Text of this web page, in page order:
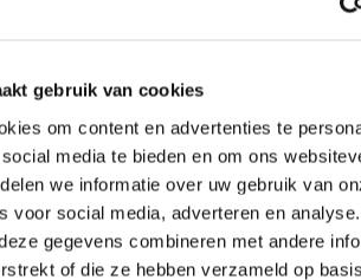
gebruik van cookies
om content en advertenties te
media te bieden en om ons
we informatie over uw gebruik van
voor social media, adverteren en
gegevens combineren met andere
of die ze hebben verzameld op
waardebepaling?
door een makelaar is in veel gevallen
logisch. Voor jou is het een eerste stap.
is het een kans om kennis te maken.